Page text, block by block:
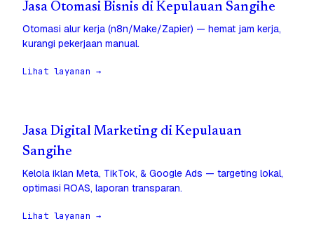
Jasa Otomasi Bisnis di Kepulauan Sangihe
Otomasi alur kerja (n8n/Make/Zapier) — hemat jam kerja,
kurangi pekerjaan manual.
Lihat layanan →
Jasa Digital Marketing di Kepulauan
Sangihe
Kelola iklan Meta, TikTok, & Google Ads — targeting lokal,
optimasi ROAS, laporan transparan.
Lihat layanan →